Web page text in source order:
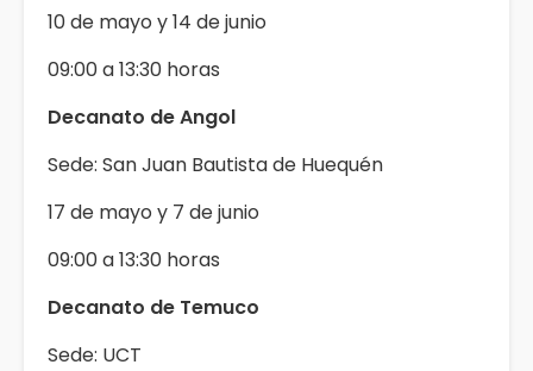
10 de mayo y 14 de junio
09:00 a 13:30 horas
Decanato de Angol
Sede: San Juan Bautista de Huequén
17 de mayo y 7 de junio
09:00 a 13:30 horas
Decanato de Temuco
Sede: UCT